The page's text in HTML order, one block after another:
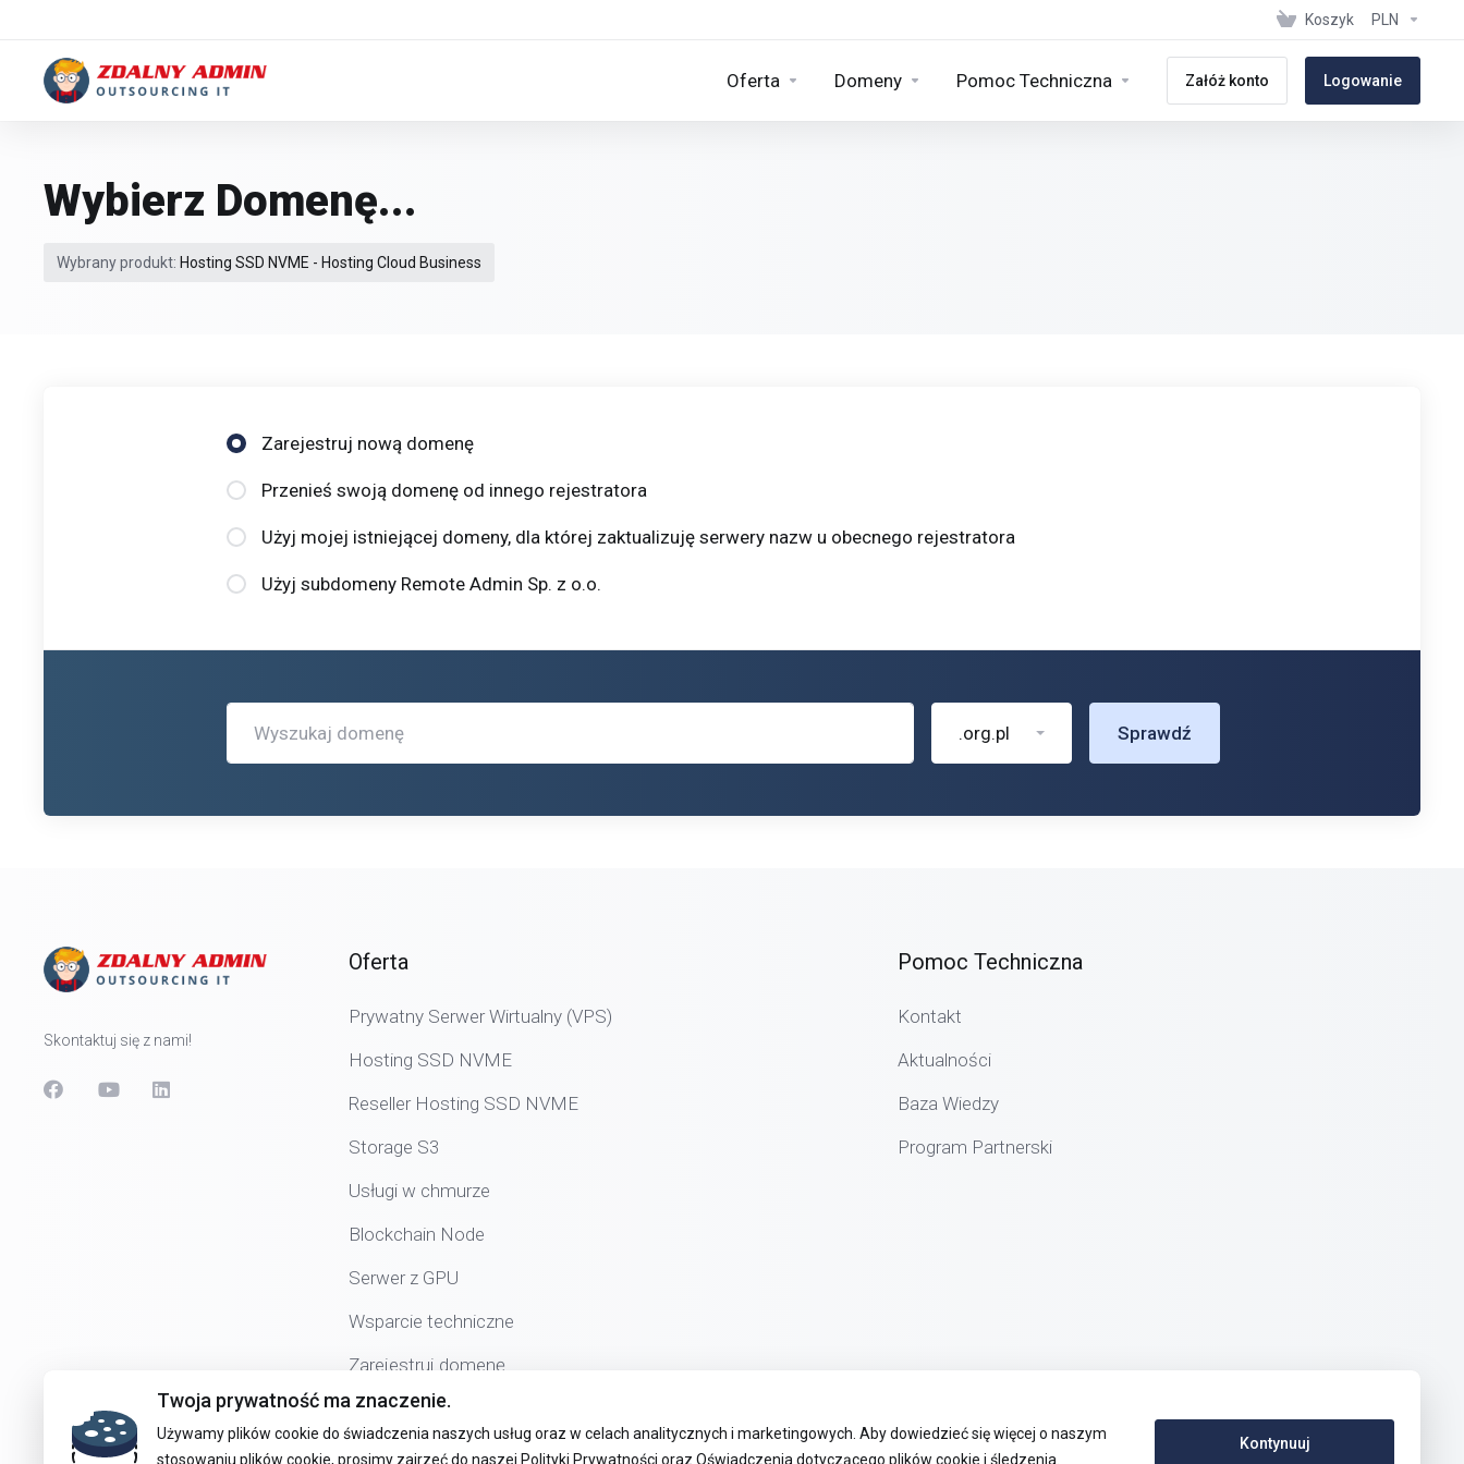
Koszyk PLN
Oferta Domeny Pomoc Techniczna Załóż konto Logowanie
Wybierz Domenę...
Wybrany produkt: Hosting SSD NVME - Hosting Cloud Business
Zarejestruj nową domenę
Przenieś swoją domenę od innego rejestratora
Użyj mojej istniejącej domeny, dla której zaktualizuję serwery nazw u obecnego rejestratora
Użyj subdomeny Remote Admin Sp. z o.o.
.org.pl Sprawdź
Skontaktuj się z nami!
Oferta
Prywatny Serwer Wirtualny (VPS)
Hosting SSD NVME
Reseller Hosting SSD NVME
Storage S3
Usługi w chmurze
Blockchain Node
Serwer z GPU
Wsparcie techniczne
Zarejestruj domenę
Pomoc Techniczna
Kontakt
Aktualności
Baza Wiedzy
Program Partnerski
Twoja prywatność ma znaczenie.
Używamy plików cookie do świadczenia naszych usług oraz w celach analitycznych i marketingowych. Aby dowiedzieć się więcej o naszym
stosowaniu plików cookie, prosimy zajrzeć do naszej Polityki Prywatności oraz Oświadczenia dotyczącego plików cookie i śledzenia.
Kontynuuj